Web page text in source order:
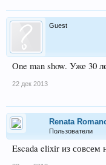
Guest
One man show. Уже 30
22 дек 2013
Renata
Пользователи
Escada elixir из совсем